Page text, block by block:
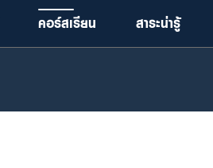
คอร์สเรียน สาระน่ารู้